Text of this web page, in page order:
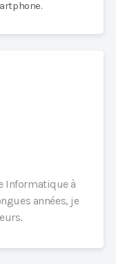
Informatique à
années, je